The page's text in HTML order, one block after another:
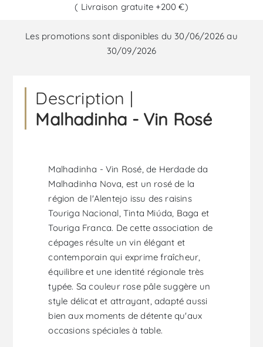
( Livraison gratuite +200 €)
Les promotions sont disponibles du 30/06/2026 au
30/09/2026
Description |
Malhadinha - Vin Rosé
Malhadinha - Vin Rosé, de Herdade da
Malhadinha Nova, est un rosé de la
région de l'Alentejo issu des raisins
Touriga Nacional, Tinta Miúda, Baga et
Touriga Franca. De cette association de
cépages résulte un vin élégant et
contemporain qui exprime fraîcheur,
équilibre et une identité régionale très
typée. Sa couleur rose pâle suggère un
style délicat et attrayant, adapté aussi
bien aux moments de détente qu'aux
occasions spéciales à table.